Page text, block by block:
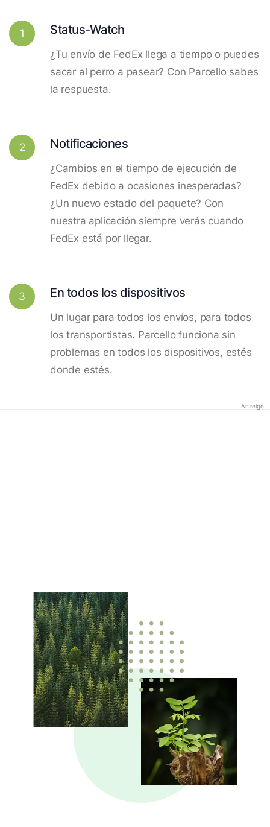
1 Status-Watch
¿Tu envío de FedEx llega a tiempo o puedes
sacar al perro a pasear? Con Parcello sabes
la respuesta.
2 Notificaciones
¿Cambios en el tiempo de ejecución de
FedEx debido a ocasiones inesperadas?
¿Un nuevo estado del paquete? Con
nuestra aplicación siempre verás cuando
FedEx está por llegar.
3 En todos los dispositivos
Un lugar para todos los envíos, para todos
los transportistas. Parcello funciona sin
problemas en todos los dispositivos, estés
donde estés.
Anzeige